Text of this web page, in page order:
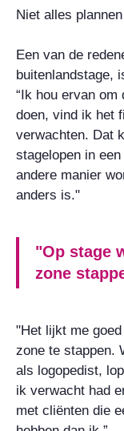
Niet alles plannen
Een van de
buitenlandstage,
“Ik hou ervan om
doen, vind ik het
verwachten. Dat
stagelopen in
andere manier
anders is."
"Op stage
zone
"Het lijkt me
zone te stappen.
als logopedist,
ik verwacht had
met cliënten die